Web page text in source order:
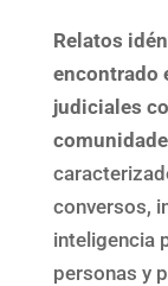
Relatos
encontrado
judiciales
conversos,
inteligencia
personas y